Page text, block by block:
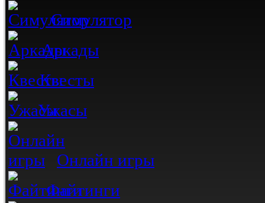
Симулятор
Аркады
Квесты
Ужасы
Онлайн игры
Файтинги